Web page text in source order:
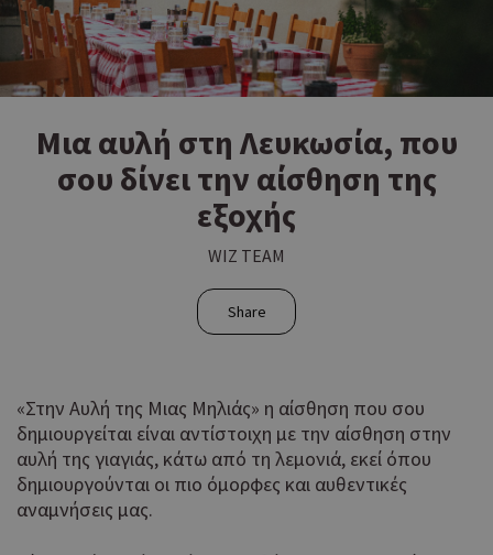
COLLECTIONS
STORIES
Μια αυλή στη Λευκωσία, που
σου δίνει την αίσθηση της
εξοχής
WIZ TEAM
Share
«Στην Αυλή της Μιας Μηλιάς» η αίσθηση που σου
δημιουργείται είναι αντίστοιχη με την αίσθηση στην
αυλή της γιαγιάς, κάτω από τη λεμονιά, εκεί όπου
δημιουργούνται οι πιο όμορφες και αυθεντικές
αναμνήσεις μας.